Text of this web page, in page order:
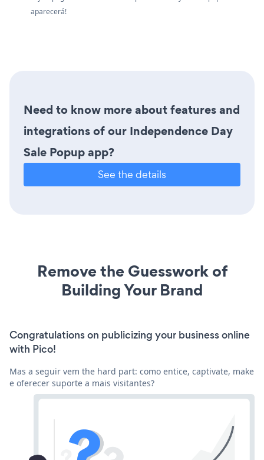
aparecerá!
Need to know more about features and
integrations of our Independence Day
Sale Popup app?
See the details
Remove the Guesswork of
Building Your Brand
Congratulations on publicizing your business online
with Pico!
Mas a seguir vem the hard part: como entice, captivate, make
e oferecer suporte a mais visitantes?